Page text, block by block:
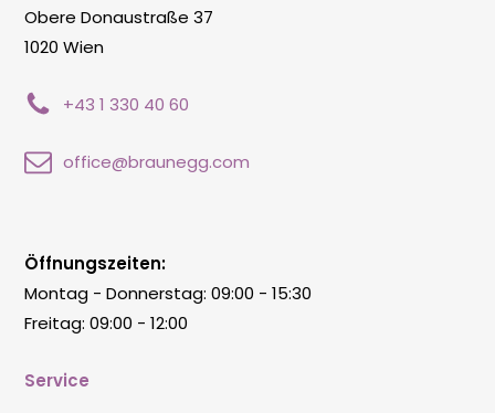
Obere Donaustraße 37
1020 Wien
+43 1 330 40 60
office@braunegg.com
Service
Öffnungszeiten:
Montag - Donnerstag: 09:00 - 15:30
Freitag: 09:00 - 12:00